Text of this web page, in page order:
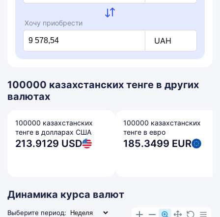
Хочу приобрести
UAH
100000 казахстанских тенге в других
валютах
100000 казахстанских
тенге в долларах США
213.9129 USD
100000 казахстанских
тенге в евро
185.3499 EUR
Динамика курса валют
Выберите период: